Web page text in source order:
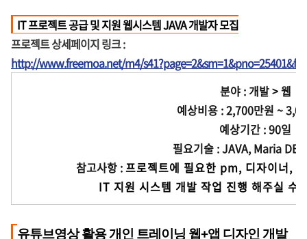
IT 프로젝트 공급 및 지원 웹시스템 JAVA 개발자 모집
프로젝트 상세페이지 링크 :
http://www.freemoa.net/m4/
분야 : 개발 > 웹
예상비용 : 2,700만원 ~
예상기간 : 90일
필요기술 : JAVA, Maria
참고사항 :프로젝트에 필요한 pm, 디자이너,
IT 지원 시스템 개발 작업 진행 해
유튜브영상 활용 개인 트레이닝 웹+앱 디자인 개발